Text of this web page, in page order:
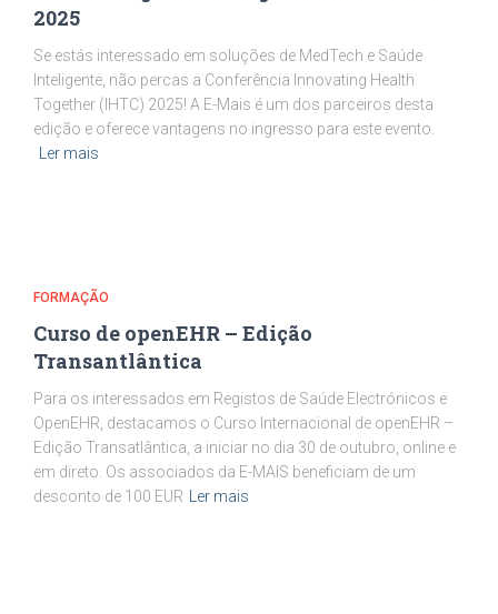
2025
Se estás interessado em soluções de MedTech e Saúde
Inteligente, não percas a Conferência Innovating Health
Together (IHTC) 2025! A E-Mais é um dos parceiros desta
edição e oferece vantagens no ingresso para este evento.
Ler mais
FORMAÇÃO
Curso de openEHR – Edição
Transantlântica
Para os interessados em Registos de Saúde Electrónicos e
OpenEHR, destacamos o Curso Internacional de openEHR –
Edição Transatlântica, a iniciar no dia 30 de outubro, online e
em direto. Os associados da E-MAIS beneficiam de um
desconto de 100 EUR
Ler mais